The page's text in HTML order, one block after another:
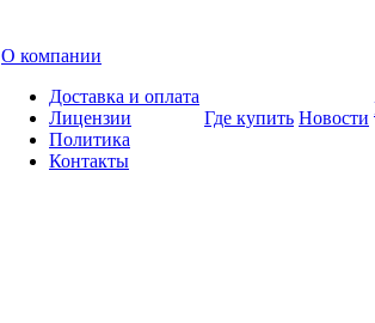
О компании
Доставка и оплата
Лицензии
Политика
Контакты
Где купить Новости